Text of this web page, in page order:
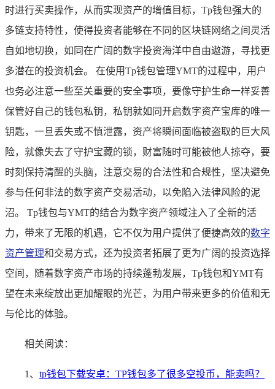
时进行买卖操作，从而实现资产的增值目标，Tp钱包强大的
多链支持特性，使得投资者能够在不同的区块链网络之间灵活
自如地切换，如同在广阔的数字投资海洋中自由遨游，寻找更
多潜在的投资机会。 在使用Tp钱包管理YMT的过程中，用户
也务必注意一些至关重要的安全事项，要像守护生命一样妥善
保管好自己的钱包私钥，私钥就如同开启数字资产宝库的唯一
钥匙，一旦丢失或不慎泄露，资产将瞬间面临被盗取的巨大风
险，就像失去了守护宝藏的锁，财富随时可能被他人掠夺，要
时刻保持清醒的头脑，注意交易的合法性和合规性，坚决避免
参与任何非法的数字资产交易活动，以免陷入法律风险的泥
沼。 Tp钱包与YMT的结合为数字资产领域注入了全新的活
力，带来了无限的机遇，它不仅为用户提供了便捷高效的数字
资产管理和交易方式，还为投资者拓展了更为广阔的投资选择
空间，随着数字资产市场的持续蓬勃发展，Tp钱包和YMT有
望在未来绽放出更加耀眼的光芒，为用户带来更多的价值和无
与伦比的体验。
相关阅读：
1、 tp钱包下载安卓：TP钱包多了很多空投币，能卖吗？